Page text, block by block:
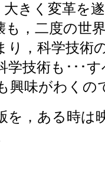
きく変革を
，二度の世
，科学技術
学技術も･･･
味がわくの
，ある時は